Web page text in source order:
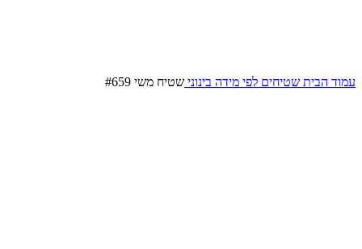
עמוד הבית שטיחים לפי מידה בינוני שטיח משי #659